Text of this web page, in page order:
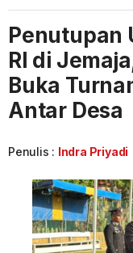
Penutupan
RI di
Buka
Antar Desa
Penulis : Indra Priyadi